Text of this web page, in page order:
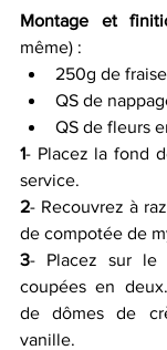
Montage et
même) :
250g de
QS de
QS de fleurs
1- Placez la fond
service.
2- Recouvrez à
de compotée de
3- Placez sur le
coupées en
de dômes de
vanille.